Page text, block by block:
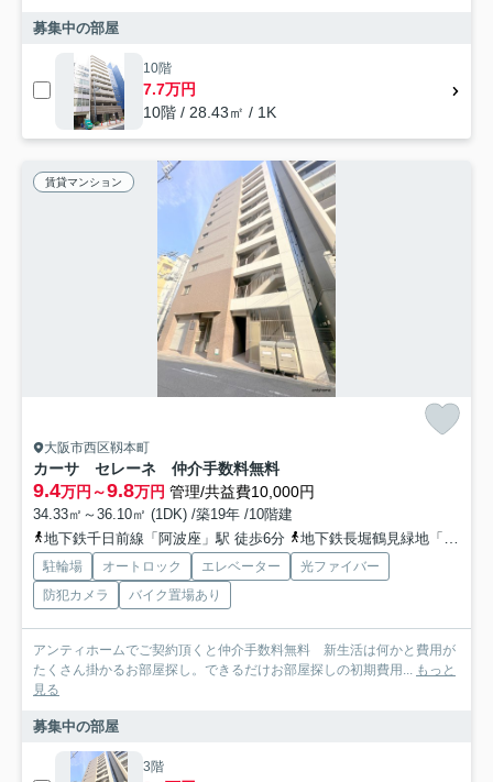
募集中の部屋
10階
7.7万円
10階 / 28.43㎡ / 1K
賃貸マンション
大阪市西区靱本町
カーサ セレーネ 仲介手数料無料
9.4万円～9.8万円 管理/共益費10,000円
34.33㎡～36.10㎡ (1DK) /築19年 /10階建
地下鉄千日前線「阿波座」駅 徒歩6分
地下鉄長堀鶴見緑地「西長堀」駅 徒歩13分
駐輪場 オートロック エレベーター
光ファイバー
防犯カメラ
バイク置場あり
アンティホームでご契約頂くと仲介手数料無料 新生活は何かと費用が
たくさん掛かるお部屋探し。できるだけお部屋探しの初期費用... もっと
見る
募集中の部屋
3階